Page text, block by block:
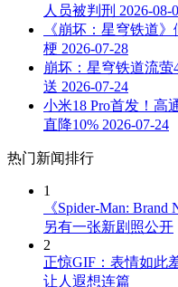
人员被判刑 2026-08-
《崩坏：星穹铁道
梗 2026-07-28
崩坏：星穹铁道流
送 2026-07-24
小米18 Pro首发！高
直降10% 2026-07-24
热门新闻排行
1
《Spider-Man:
另有一张新剧照公开
2
正惊GIF：表情如此
让人遐想连篇